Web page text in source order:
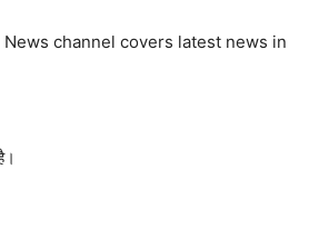
News channel covers latest news in